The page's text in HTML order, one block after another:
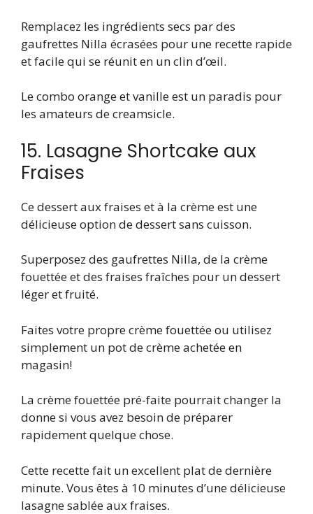
Remplacez les ingrédients secs par des
gaufrettes Nilla écrasées pour une recette rapide
et facile qui se réunit en un clin d’œil.
Le combo orange et vanille est un paradis pour
les amateurs de creamsicle.
15. Lasagne Shortcake aux
Fraises
Ce dessert aux fraises et à la crème est une
délicieuse option de dessert sans cuisson.
Superposez des gaufrettes Nilla, de la crème
fouettée et des fraises fraîches pour un dessert
léger et fruité.
Faites votre propre crème fouettée ou utilisez
simplement un pot de crème achetée en
magasin!
La crème fouettée pré-faite pourrait changer la
donne si vous avez besoin de préparer
rapidement quelque chose.
Cette recette fait un excellent plat de dernière
minute. Vous êtes à 10 minutes d’une délicieuse
lasagne sablée aux fraises.